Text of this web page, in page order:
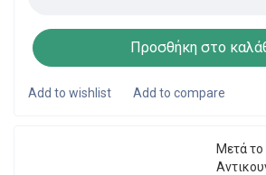
Προσθήκη στο
Μετά